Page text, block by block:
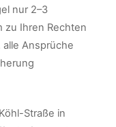
nur 2–3
zu Ihren Rechten
Ansprüche
Straße in